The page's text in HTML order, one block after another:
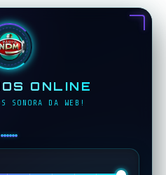
ONLINE
SONORA DA WEB!